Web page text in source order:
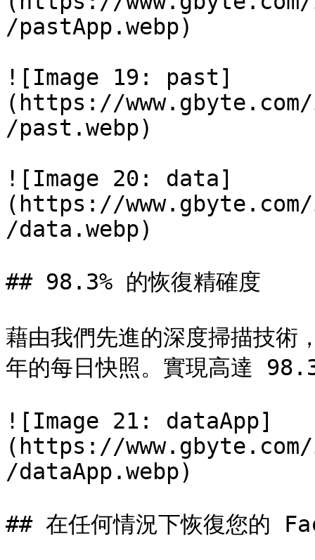
/pastApp.webp)
![Image 19: past]
(https://
/past.webp)
![Image 20: data]
(https://
/data.webp)
## 98.3% 的恢復精確度
藉由我們先進的深度掃描技
年的每日快照。實現高達
![Image 21: dataApp]
(https://
/dataApp.webp)
## 在任何情況下恢復您的